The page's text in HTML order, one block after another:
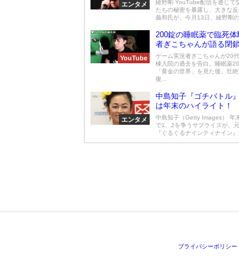
エンタメ
綾野剛 YouTube配信を通じて
たちの秘密を暴露し、大きな
義和氏が、今月13日、綾野剛
YouTube
200錠の睡眠薬で臨死
者ぎこちゃんが語る閉
語
ゲーム実況者ぎこちゃんが20
棟入院の過去を告白。睡眠薬
「黄金の世界」を見た後、壮
復...
エンタメ
中島知子『ゴチバトル
は年末のハイライト！
みか
中島知子（Getty Images） 年
で1、2を争うサプライズが、
『ぐるぐるナインティナイン』
プライバシーポリシー